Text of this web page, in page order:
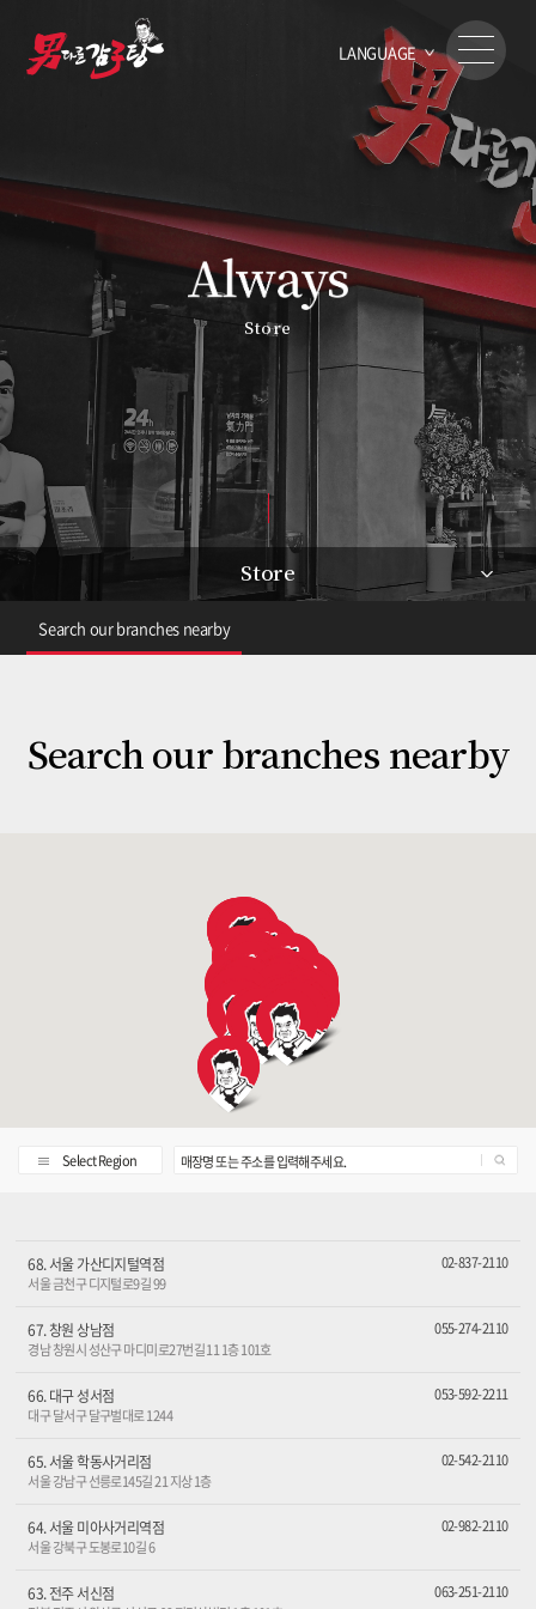
LANGUAGE
Store
Store
Search our branches nearby
Search our branches nearby
Select Region 매장명 또는 주소를 입력해주세요.
02-837-2110
68. 서울 가산디지털역점
서울 금천구 디지털로9길 99
055-274-2110
67. 창원 상남점
경남 창원시 성산구 마디미로27번길 11 1층 101호
053-592-2211
66. 대구 성서점
대구 달서구 달구벌대로 1244
02-542-2110
65. 서울 학동사거리점
서울 강남구 선릉로145길 21 지상 1층
02-982-2110
64. 서울 미아사거리역점
서울 강북구 도봉로10길 6
063-251-2110
63. 전주 서신점